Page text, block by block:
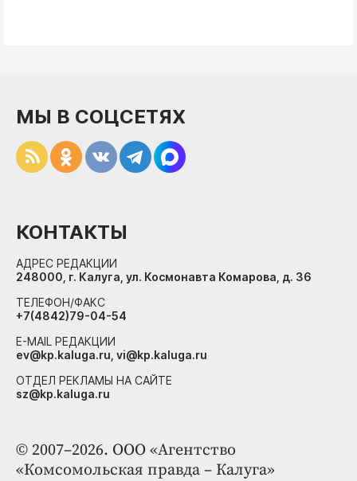
© 2007–2026. ООО «Агентство
«Комсомольская правда – Калуга»
МЫ В СОЦСЕТЯХ
КОНТАКТЫ
АДРЕС РЕДАКЦИИ
248000, г. Калуга, ул. Космонавта Комарова, д. 36
ТЕЛЕФОН/ФАКС
+7(4842)79-04-54
E-MAIL РЕДАКЦИИ
ev@kp.kaluga.ru, vi@kp.kaluga.ru
ОТДЕЛ РЕКЛАМЫ НА САЙТЕ
sz@kp.kaluga.ru